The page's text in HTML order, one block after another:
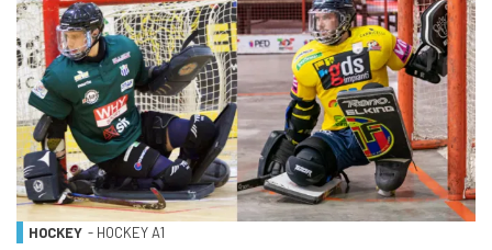
HOCKEY - HOCKEY A1